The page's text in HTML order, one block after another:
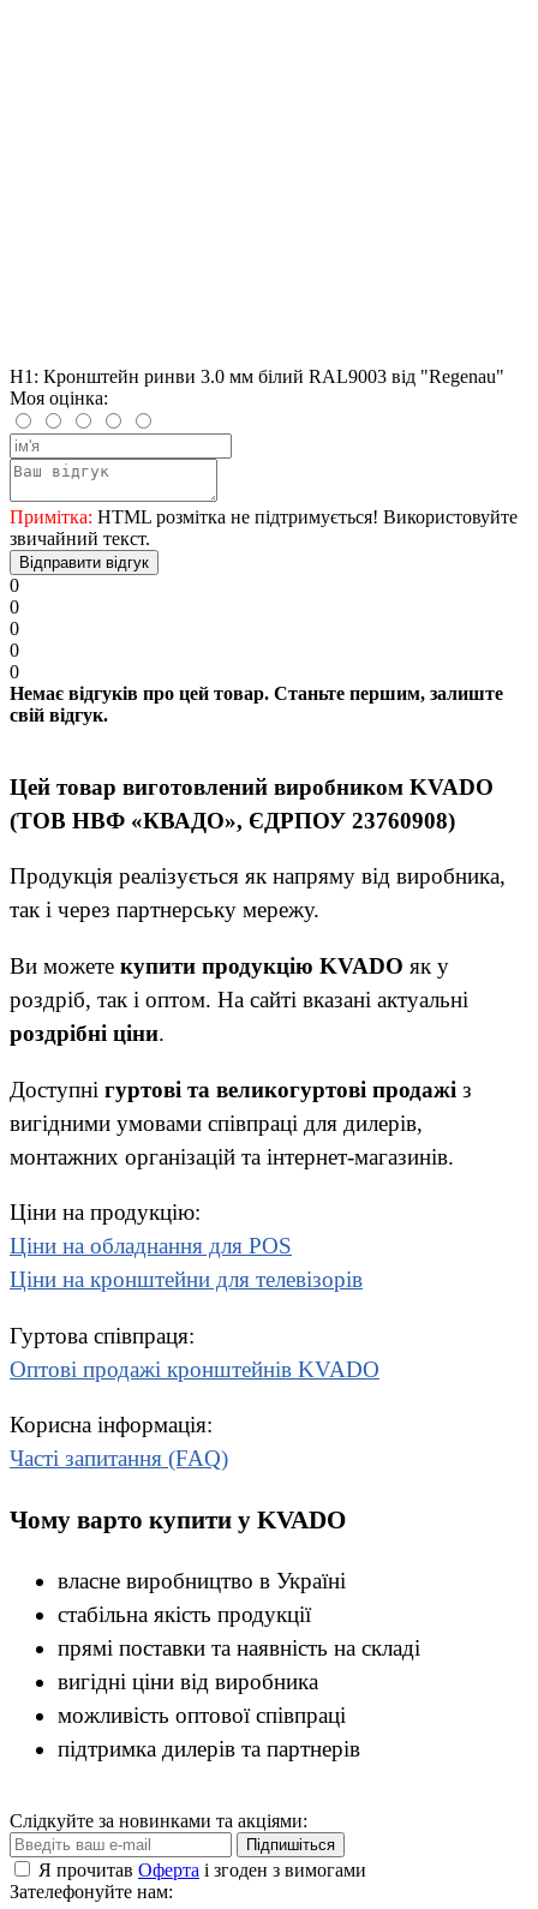
H1: Кронштейн ринви 3.0 мм білий RAL9003 від "Regenau"
Моя оцінка:
Примітка: HTML розмітка не підтримується! Використовуйте
звичайний текст.
Відправити відгук
0
0
0
0
0
Немає відгуків про цей товар. Станьте першим, залиште
свій відгук.
Цей товар виготовлений виробником KVADO
(ТОВ НВФ «КВАДО», ЄДРПОУ 23760908)
Продукція реалізується як напряму від виробника,
так і через партнерську мережу.
Ви можете купити продукцію KVADO як у
роздріб, так і оптом. На сайті вказані актуальні
роздрібні ціни.
Доступні гуртові та великогуртові продажі з
вигідними умовами співпраці для дилерів,
монтажних організацій та інтернет-магазинів.
Ціни на продукцію:
Ціни на обладнання для POS
Ціни на кронштейни для телевізорів
Гуртова співпраця:
Оптові продажі кронштейнів KVADO
Корисна інформація:
Часті запитання (FAQ)
Чому варто купити у KVADO
власне виробництво в Україні
стабільна якість продукції
прямі поставки та наявність на складі
вигідні ціни від виробника
можливість оптової співпраці
підтримка дилерів та партнерів
Слідкуйте за новинками та акціями:
Підпишіться
Я прочитав Оферта і згоден з вимогами
Зателефонуйте нам: